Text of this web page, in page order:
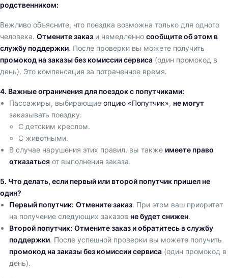
родственником:
Вежливо объясните, что поездка возможна только для одного
человека. Отмените заказ и немедленно сообщите об этом в
службу поддержки. После проверки вы можете получить
промокод на заказы без комиссии сервиса (один промокод в
день). Это компенсация за потраченное время.
4. Важные ограничения для поездок с попутчиками:
Пассажиры, выбирающие опцию «Попутчик», не могут
заказывать поездку:
С детским креслом.
С животными.
В случае нарушения этих правил, вы также имеете право
отказаться от выполнения заказа.
5. Что делать, если первый или второй попутчик пришел не
один?
Первый попутчик: Отмените заказ. При этом ваш приоритет
на получение следующих заказов не будет снижен.
Второй попутчик: Отмените заказ и обратитесь в службу
поддержки. После успешной проверки вы можете получить
промокод на заказы без комиссии сервиса (один промокод в
день).